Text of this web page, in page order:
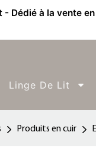
- Dédié à la vente
Linge De Lit
Produits en cuir